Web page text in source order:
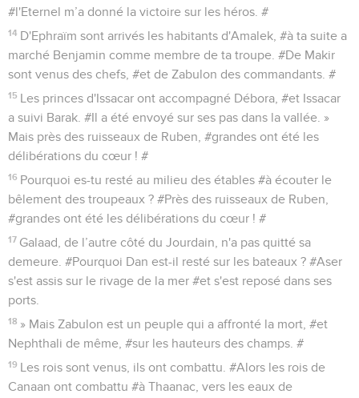
#l'Eternel m’a donné la victoire sur les héros. #
14 D'Ephraïm sont arrivés les habitants d'Amalek, #à ta suite a
marché Benjamin comme membre de ta troupe. #De Makir
sont venus des chefs, #et de Zabulon des commandants. #
15 Les princes d'Issacar ont accompagné Débora, #et Issacar
a suivi Barak. #Il a été envoyé sur ses pas dans la vallée. »
Mais près des ruisseaux de Ruben, #grandes ont été les
délibérations du cœur ! #
16 Pourquoi es-tu resté au milieu des étables #à écouter le
bêlement des troupeaux ? #Près des ruisseaux de Ruben,
#grandes ont été les délibérations du cœur ! #
17 Galaad, de l’autre côté du Jourdain, n'a pas quitté sa
demeure. #Pourquoi Dan est-il resté sur les bateaux ? #Aser
s'est assis sur le rivage de la mer #et s'est reposé dans ses
ports.
18 » Mais Zabulon est un peuple qui a affronté la mort, #et
Nephthali de même, #sur les hauteurs des champs. #
19 Les rois sont venus, ils ont combattu. #Alors les rois de
Canaan ont combattu #à Thaanac, vers les eaux de